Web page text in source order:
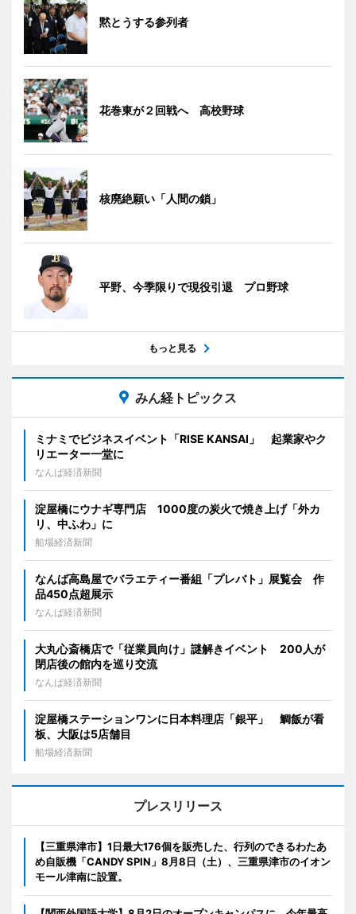
黙とうする参列者
花巻東が２回戦へ 高校野球
核廃絶願い「人間の鎖」
平野、今季限りで現役引退 プロ野球
もっと見る
みん経トピックス
ミナミでビジネスイベント「RISE KANSAI」 起業家やク
リエーター一堂に
なんば経済新聞
淀屋橋にウナギ専門店 1000度の炭火で焼き上げ「外カ
リ、中ふわ」に
船場経済新聞
なんば高島屋でバラエティー番組「プレバト」展覧会 作
品450点超展示
なんば経済新聞
大丸心斎橋店で「従業員向け」謎解きイベント 200人が
閉店後の館内を巡り交流
なんば経済新聞
淀屋橋ステーションワンに日本料理店「銀平」 鯛飯が看
板、大阪は5店舗目
船場経済新聞
プレスリリース
【三重県津市】1日最大176個を販売した、行列のできるわたあ
め自販機「CANDY SPIN」8月8日（土）、三重県津市のイオン
モール津南に設置。